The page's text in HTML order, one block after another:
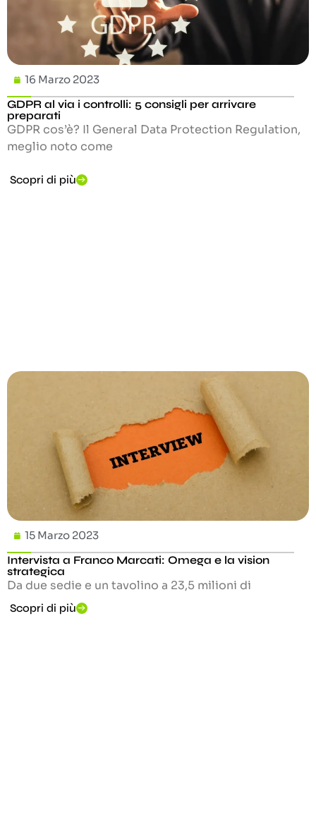
16 Marzo 2023
GDPR al via i controlli: 5 consigli per arrivare
preparati
GDPR cos’è? Il General Data Protection Regulation,
meglio noto come
Scopri di più
15 Marzo 2023
Intervista a Franco Marcati: Omega e la vision
strategica
Da due sedie e un tavolino a 23,5 milioni di
Scopri di più